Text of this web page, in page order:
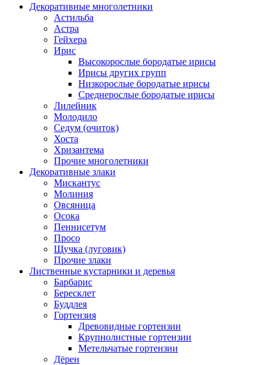
Декоративные многолетники
Астильба
Астра
Гейхера
Ирис
Высокорослые бородатые ирисы
Ирисы других групп
Низкорослые бородатые ирисы
Среднерослые бородатые ирисы
Лилейник
Молодило
Седум (очиток)
Хоста
Хризантема
Прочие многолетники
Декоративные злаки
Мискантус
Молиния
Овсяница
Осока
Пеннисетум
Просо
Щучка (луговик)
Прочие злаки
Лиственные кустарники и деревья
Барбарис
Бересклет
Буддлея
Гортензия
Древовидные гортензии
Крупнолистные гортензии
Метельчатые гортензии
Дёрен